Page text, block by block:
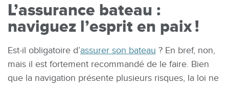
L’assurance bateau :
naviguez l’esprit en paix !
Est-il obligatoire d’assurer son bateau ? En bref, non,
mais il est fortement recommandé de le faire. Bien
que la navigation présente plusieurs risques, la loi ne